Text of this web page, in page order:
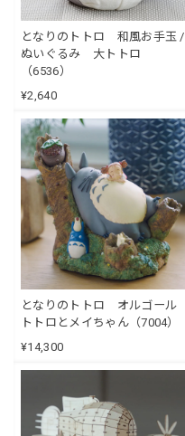
となりのトトロ 和風お手玉 /
ぬいぐるみ 大トトロ
（6536）
¥2,640
となりのトトロ オルゴール
トトロとメイちゃん（7004）
¥14,300